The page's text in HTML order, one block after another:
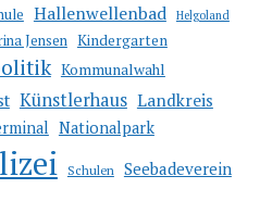
Hallenwellenbad Helgoland
Jensen Kindergarten
Kommunalwahl
Künstlerhaus Landkreis
Nationalpark
Schulen Seebadeverein